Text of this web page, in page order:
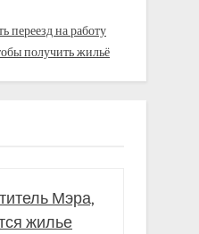
переезд на работу
получить жильё
Мэра,
жилье